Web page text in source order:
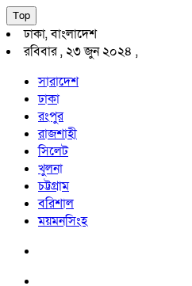
Top
ঢাকা, বাংলাদেশ
রবিবার , ২৩ জুন ২০২৪ ,
সারাদেশ
ঢাকা
রংপুর
রাজশাহী
সিলেট
খুলনা
চট্টগ্রাম
বরিশাল
ময়মনসিংহ